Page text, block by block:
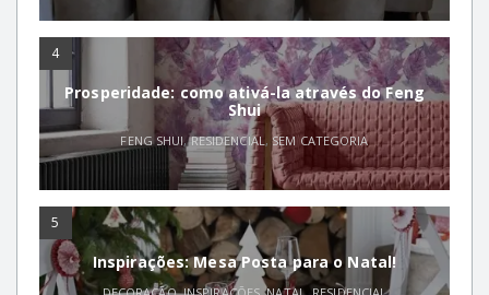
4
Prosperidade: como ativá-la através do Feng
Shui
FENG SHUI,RESIDENCIAL ,SEM CATEGORIA
5
Inspirações: Mesa Posta para o Natal!